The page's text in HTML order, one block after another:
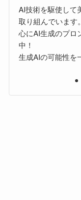
AI技術を駆使して
取り組んでいます
心にAI生成のプロ
中！
生成AIの可能性を